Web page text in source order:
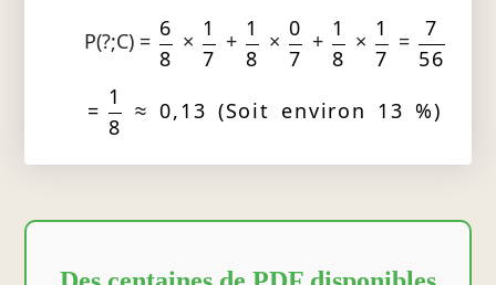
P(?;C) =
6
8
×
1
7
+
1
8
×
0
7
+
1
8
×
1
7
=
7
56
=
1
8
≈ 0,13 (Soit environ 13 %)